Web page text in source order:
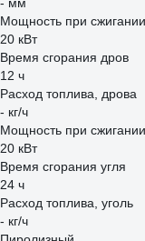
Мощность при
20 кВт
Время сгорания дров
12 ч
Расход топлива, дрова
- кг/ч
Мощность при сжигании
20 кВт
Время сгорания угля
24 ч
Расход топлива, уголь
- кг/ч